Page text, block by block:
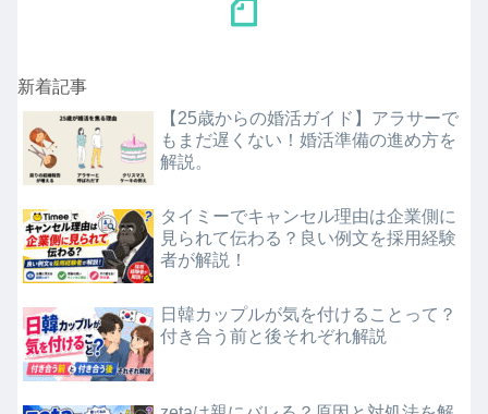
新着記事
【25歳からの婚活ガイド】アラサーで
もまだ遅くない！婚活準備の進め方を
解説。
タイミーでキャンセル理由は企業側に
見られて伝わる？良い例文を採用経験
者が解説！
日韓カップルが気を付けることって？
付き合う前と後それぞれ解説